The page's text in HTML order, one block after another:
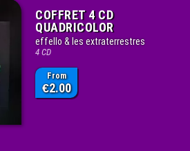
COFFRET 4 CD
QUADRICOLOR
effello & les extraterrestres
4 CD
From
€2.00